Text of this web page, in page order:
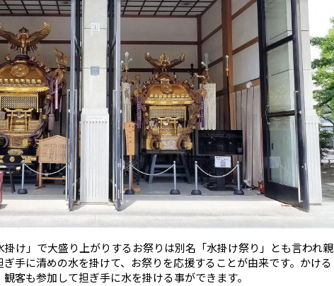
け」で大盛り上がりするお祭りは別名「水掛け祭り」とも言われ親
手に清めの水を掛けて、お祭りを応援することが由来です。かける
客も参加して担ぎ手に水を掛ける事ができます。